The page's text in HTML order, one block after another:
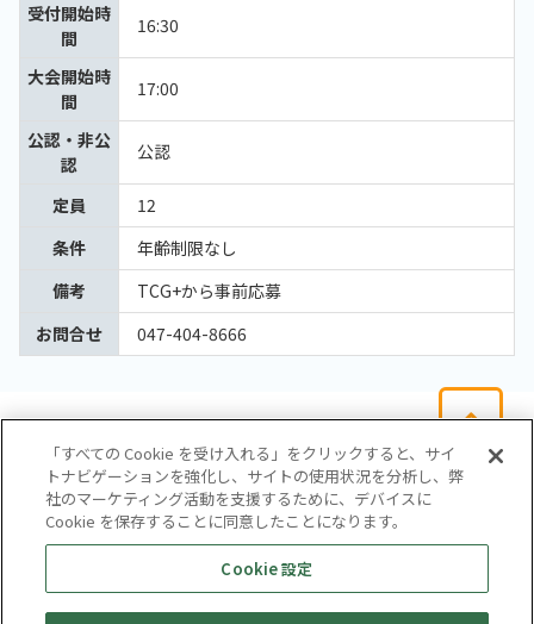
受付開始時
間
16:30
大会開始時
間
17:00
公認・非公
認
公認
定員
12
条件
年齢制限なし
備考
TCG+から事前応募
お問合せ
047-404-8666
会社概要
サイトマップ
お問い合わせ
個人情報保護方針
株式会社テイツー
「すべての Cookie を受け入れる」をクリックすると、サイ
トナビゲーションを強化し、サイトの使用状況を分析し、弊
社のマーケティング活動を支援するために、デバイスに
Cookie を保存することに同意したことになります。
Cookie 設定